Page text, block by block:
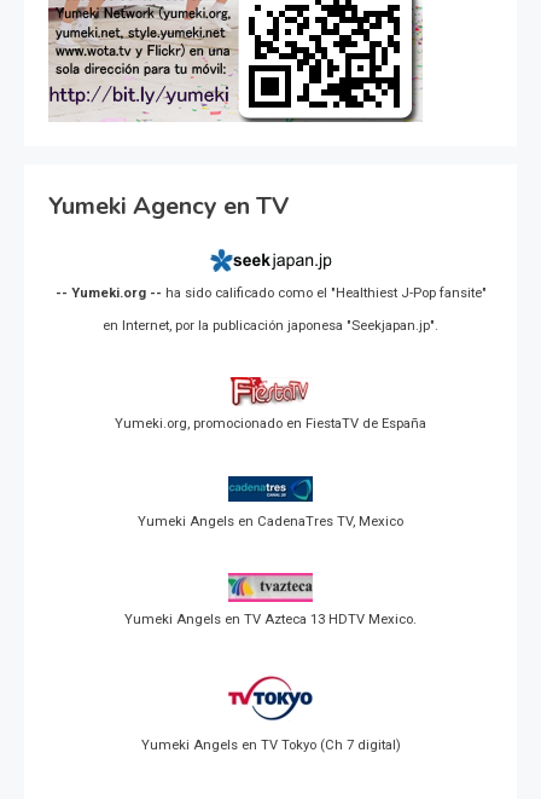
Yumeki Agency en TV
-- Yumeki.org -- ha sido calificado como el "Healthiest J-Pop fansite"
en Internet, por la publicación japonesa "Seekjapan.jp".
Yumeki.org, promocionado en FiestaTV de España
Yumeki Angels en CadenaTres TV, Mexico
Yumeki Angels en TV Azteca 13 HDTV Mexico.
Yumeki Angels en TV Tokyo (Ch 7 digital)